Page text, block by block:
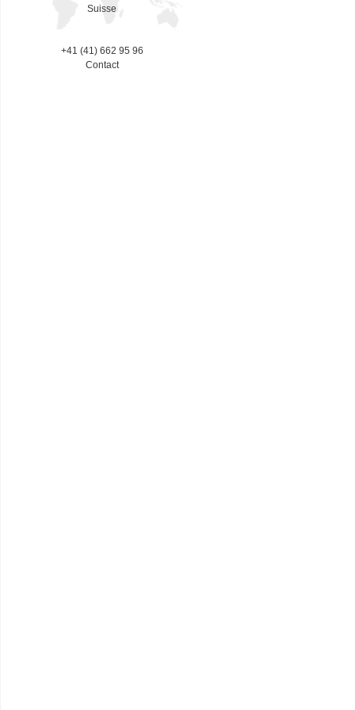
Suisse
+41 (41) 662 95 96
Contact